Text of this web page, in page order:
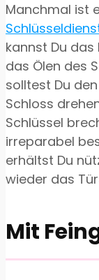
Manchmal ist
kannst Du
das Ölen des
solltest Du
Schloss
Schlüssel
irreparabel
erhältst Du
wieder das
Mit